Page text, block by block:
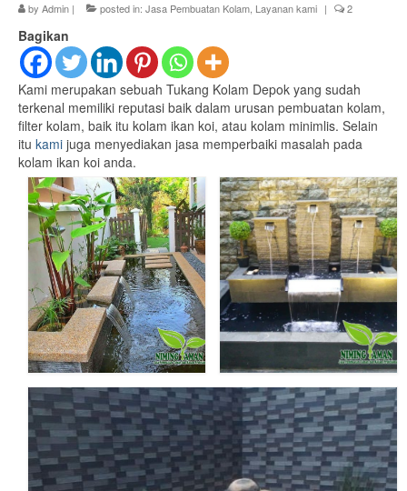
Jasa Pembuatan Saung
by Admin | posted in: Jasa Pembuatan Kolam Layanan kami | 2
Bagikan
Kami merupakan sebuah Tukang Kolam Depok yang sudah
terkenal memiliki reputasi baik dalam urusan pembuatan kolam,
filter kolam, baik itu kolam ikan koi, atau kolam minimlis. Selain
itu kami juga menyediakan jasa memperbaiki masalah pada
kolam ikan koi anda.